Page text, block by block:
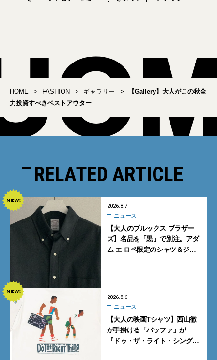
HOME FASHION ギャラリー
【Gallery】大人がこの秋全
力投資すべきベストアウター
RELATED ARTICLE
2026.8.7
ニュース
【大人のブルックス ブラザー
ズ】名品を「黒」で別注。アダ
ム エ ロペ限定のシャツ＆ジャ
2026.8.6
ニュース
【大人の映画Tシャツ】西山徹
が手掛ける「バッファ」が
『ドゥ・ザ・ライト・シング』